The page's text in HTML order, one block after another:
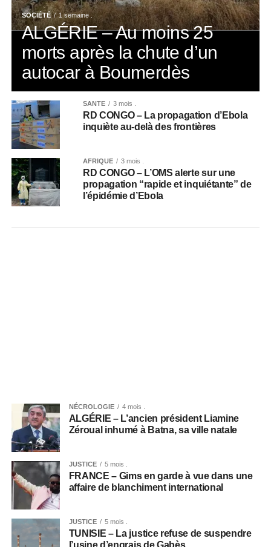
SOCIÉTÉ 1 semaine .
ALGÉRIE – Au moins 25
morts après la chute d’un
autocar à Boumerdès
SANTÉ 3 mois .
RD CONGO – La propagation d’Ebola
inquiète au-delà des frontières
AFRIQUE 3 mois .
RD CONGO – L’OMS alerte sur une
propagation “rapide et inquiétante” de
l’épidémie d’Ebola
NÉCROLOGIE 4 mois .
ALGÉRIE – L’ancien président Liamine
Zéroual inhumé à Batna, sa ville natale
JUSTICE 5 mois .
FRANCE – Gims en garde à vue dans une
affaire de blanchiment international
JUSTICE 5 mois .
TUNISIE – La justice refuse de suspendre
l’usine d’engrais de Gabès